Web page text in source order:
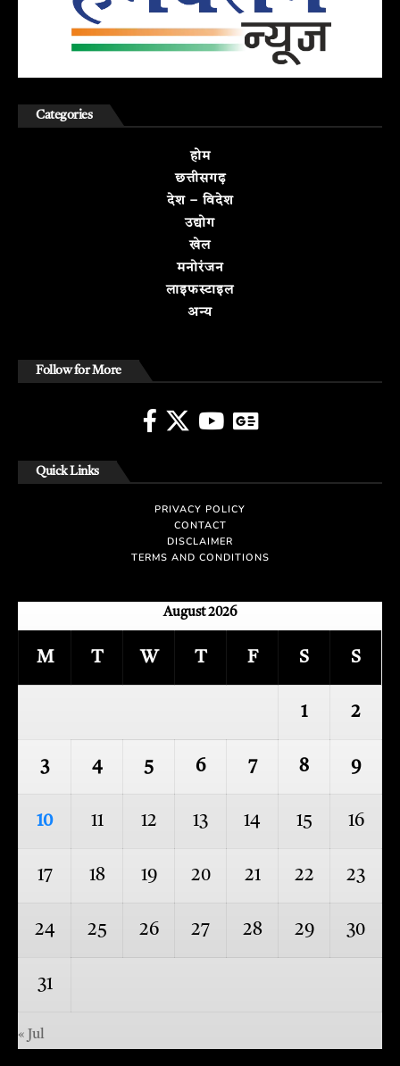
Categories
होम
छत्तीसगढ़
देश – विदेश
उद्योग
खेल
मनोरंजन
लाइफस्टाइल
अन्य
Follow for More
Quick Links
PRIVACY POLICY
CONTACT
DISCLAIMER
TERMS AND CONDITIONS
August 2026
M T W T F S S
1 2
3 4 5 6 7 8 9
10 11 12 13 14 15 16
17 18 19 20 21 22 23
24 25 26 27 28 29 30
31
« Jul